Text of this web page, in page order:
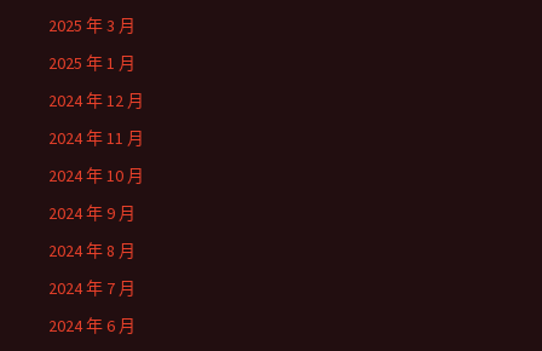
2025 年 3 月
2025 年 1 月
2024 年 12 月
2024 年 11 月
2024 年 10 月
2024 年 9 月
2024 年 8 月
2024 年 7 月
2024 年 6 月